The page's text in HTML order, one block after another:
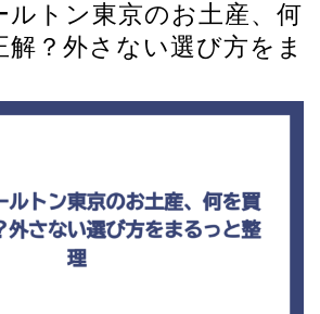
ルトン東京のお土産、何
解？外さない選び方をま